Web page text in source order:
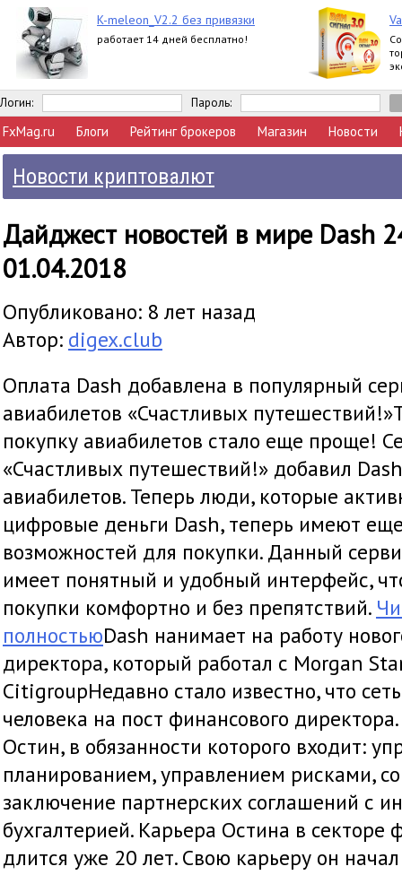
K-meleon_V2.2 без привязки
работает 14 дней бесплатно!
Логин: Пароль:
FxMag.ru Блоги Рейтинг брокеров Магазин Новости
Новости криптовалют
Дайджест новостей в мире Dash
01.04.2018
Опубликовано: 8 лет назад
Автор: digex.club
Оплата Dash добавлена в популярный
авиабилетов «Счастливых
покупку авиабилетов стало еще проще!
«Счастливых путешествий!» добавил
авиабилетов. Теперь люди, которые
цифровые деньги Dash, теперь имеют
возможностей для покупки. Данный
имеет понятный и удобный интерфейс,
покупки комфортно и без препятствий.
полностьюDash нанимает на работу
директора, который работал с Morgan
CitigroupНедавно стало известно, что
человека на пост финансового
Остин, в обязанности которого входит:
планированием, управлением рисками,
заключение партнерских соглашений с
бухгалтерией. Карьера Остина в секторе
длится уже 20 лет. Свою карьеру он